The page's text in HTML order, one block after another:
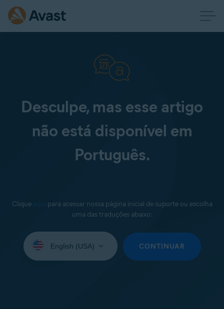
Desculpe, mas esse artigo
não está disponível em
Português.
Clique aqui para acessar nossa página inicial de suporte ou escolha
uma das traduções abaixo:
seu
CONTINUAR